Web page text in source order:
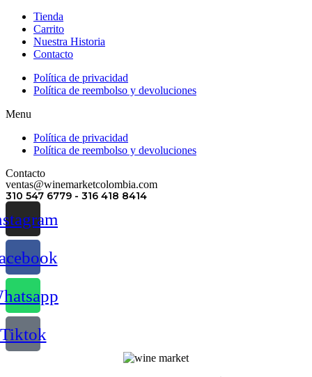
Tienda
Carrito
Nuestra Historia
Contacto
Política de privacidad
Política de reembolso y devoluciones
Menu
Política de privacidad
Política de reembolso y devoluciones
Contacto
ventas@winemarketcolombia.com
310 547 6779 - 316 418 8414
Tiktok